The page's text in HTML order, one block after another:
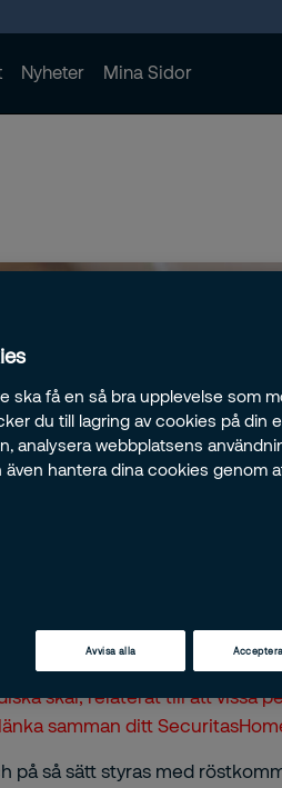
Nyheter Mina Sidor
skäl, relaterat till att vissa
samman ditt
så sätt styras med
ska få en så bra upplevelse som
du till lagring av cookies på din
analysera webbplatsens
även hantera dina cookies genom
Avvisa alla